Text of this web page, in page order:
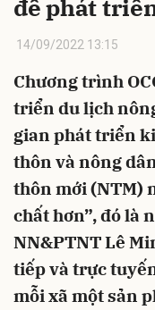
để phát
14/09/2022 13:15
Chương trình
triển du lịch
gian phát triển
thôn và nông
thôn mới (NTM)
chất hơn”, đó là
NN&PTNT Lê
tiếp và trực
mỗi xã một sản